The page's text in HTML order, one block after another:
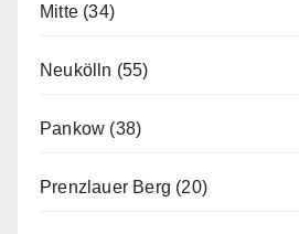
Mitte (34)
Neukölln (55)
Pankow (38)
Prenzlauer Berg (20)